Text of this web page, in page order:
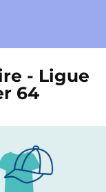
- Ligue
64